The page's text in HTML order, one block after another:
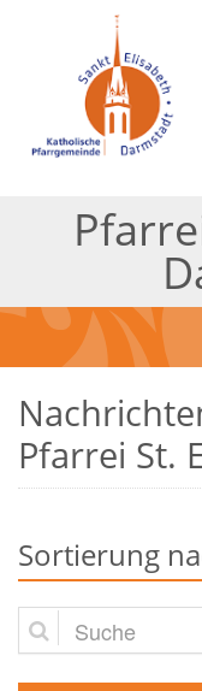
Pfarrei St.
Sortierung
Suche